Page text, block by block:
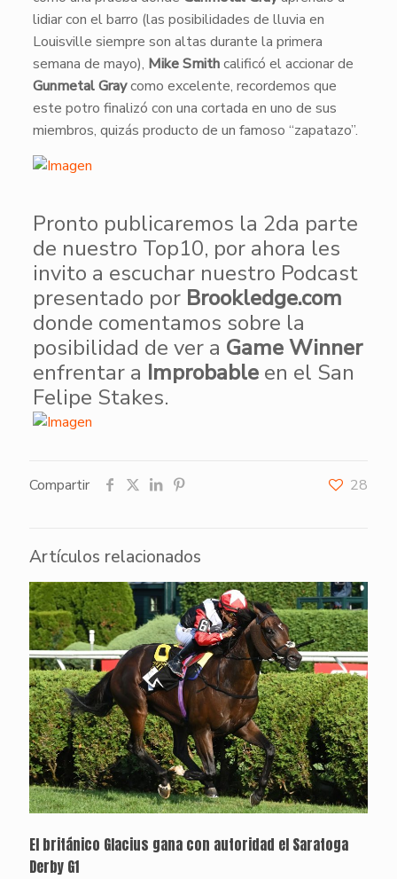
lidiar con el barro (las posibilidades de lluvia en
Louisville siempre son altas durante la primera
semana de mayo), Mike Smithcalificó el accionar de
Gunmetal Graycomo excelente, recordemos que
este potro finalizó con una cortada en uno de sus
miembros, quizás producto de un famoso “zapatazo”.
​​Pronto publicaremos la 2da parte
de nuestro Top10, por ahora les
invito a escuchar nuestro Podcast
presentado por Brookledge.com
donde comentamos sobre la
posibilidad de ver a Game Winner
enfrentar a Improbableen el San
Felipe Stakes.
Compartir 28
Artículos relacionados
El británico Glacius gana con autoridad el Saratoga
Derby G1